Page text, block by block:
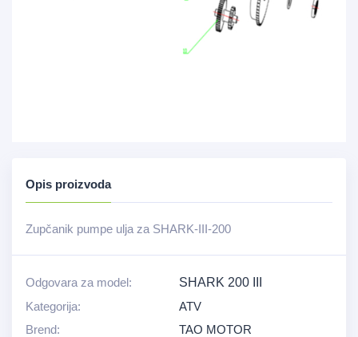
Opis proizvoda
Zupčanik pumpe ulja za SHARK-III-200
Odgovara za model:
SHARK 200 III
Kategorija:
ATV
Brend:
TAO MOTOR